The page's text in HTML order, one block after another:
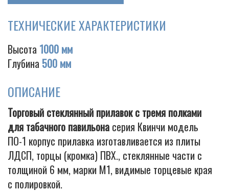
Cigarette
ТЕХНИЧЕСКИЕ ХАРАКТЕРИСТИКИ
Высота 1000 мм
Глубина 500 мм
ОПИСАНИЕ
Торговый стеклянный прилавок c тремя полками
для табачного павильона серия Квинчи модель
ПО-1 корпус прилавка изготавливается из плиты
ЛДСП, торцы (кромка) ПВХ., стеклянные части с
толщиной 6 мм, марки М1, видимые торцевые края
с полировкой.